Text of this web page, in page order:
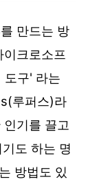
만드는 방
크로소프
구' 라는
루퍼스)라
기를 끌고
도 하는 명
방법도 있